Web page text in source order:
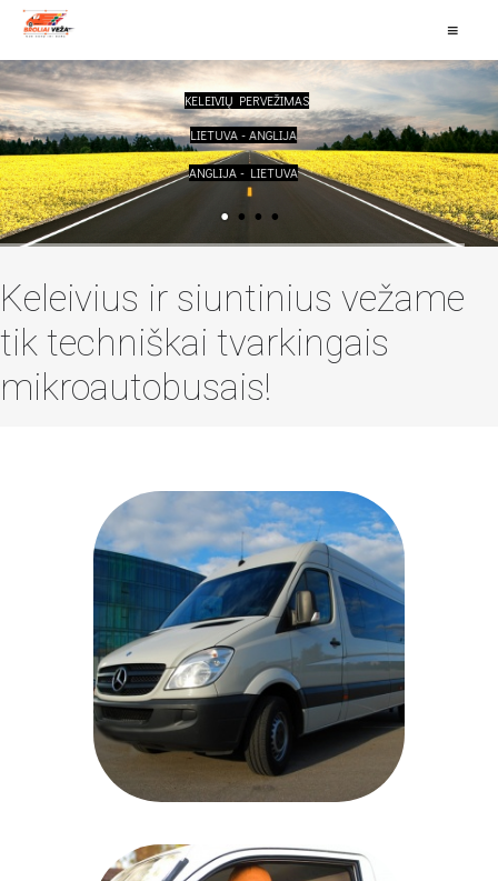
≡
ANGLIJA - LIETUVA
LIETUVA - ANGLIJA
KELEIVIŲ PERVEŽIMAS
Keleivius ir siuntinius vežame
tik techniškai tvarkingais
mikroautobusais!